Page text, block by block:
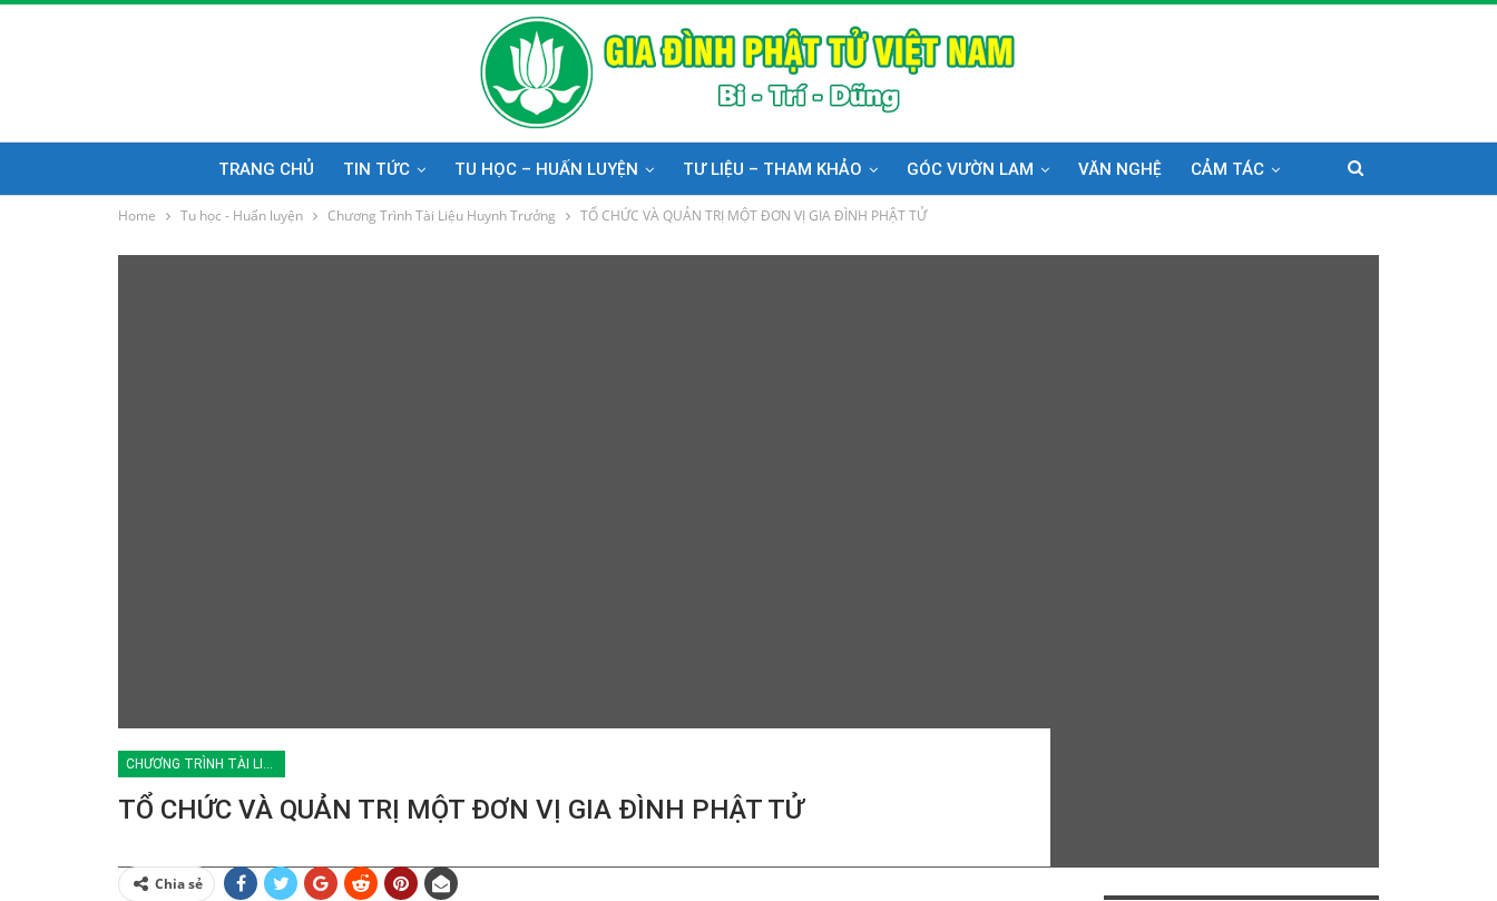
TRANG CHỦ TIN TỨC TU HỌC – HUẤN LUYỆN TƯ LIỆU – THAM KHẢO GÓC VƯỜN LAM VĂN NGHỆ CẢM TÁC
Home Tu học - Huấn luyện Chương Trình Tài Liệu Huynh Trưởng TỔ CHỨC VÀ QUẢN TRỊ MỘT ĐƠN VỊ GIA ĐÌNH PHẬT TỬ
CHƯƠNG TRÌNH TÀI LIỆU HUYNH TRƯỞNG
TỔ CHỨC VÀ QUẢN TRỊ MỘT ĐƠN VỊ GIA ĐÌNH PHẬT TỬ
Chia sẻ